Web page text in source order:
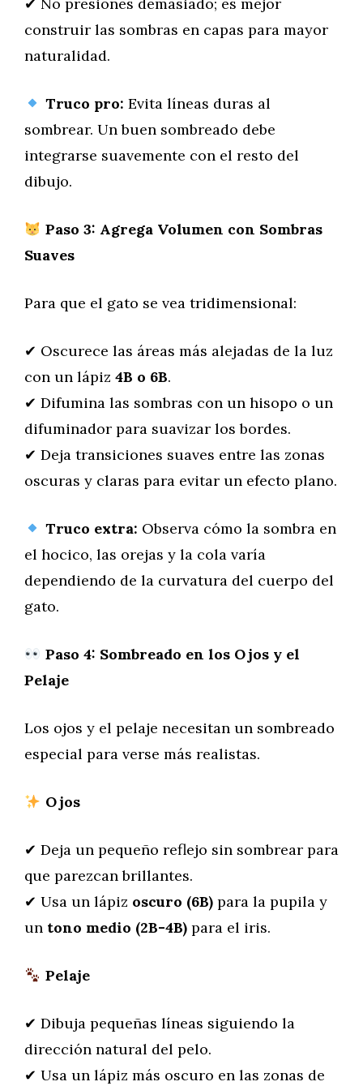
construir las sombras en capas para mayor
naturalidad.
Truco pro: Evita líneas duras al
sombrear. Un buen sombreado debe
integrarse suavemente con el resto del
dibujo.
Paso 3: Agrega Volumen con Sombras
Suaves
Para que el gato se vea tridimensional:
✔ Oscurece las áreas más alejadas de la luz
con un lápiz 4B o 6B.
✔ Difumina las sombras con un hisopo o un
difuminador para suavizar los bordes.
✔ Deja transiciones suaves entre las zonas
oscuras y claras para evitar un efecto plano.
Truco extra: Observa cómo la sombra en
el hocico, las orejas y la cola varía
dependiendo de la curvatura del cuerpo del
gato.
Paso 4: Sombreado en los Ojos y el
Pelaje
Los ojos y el pelaje necesitan un sombreado
especial para verse más realistas.
Ojos
✔ Deja un pequeño reflejo sin sombrear para
que parezcan brillantes.
✔ Usa un lápiz oscuro (6B) para la pupila y
un tono medio (2B-4B) para el iris.
Pelaje
✔ Dibuja pequeñas líneas siguiendo la
dirección natural del pelo.
✔ Usa un lápiz más oscuro en las zonas de